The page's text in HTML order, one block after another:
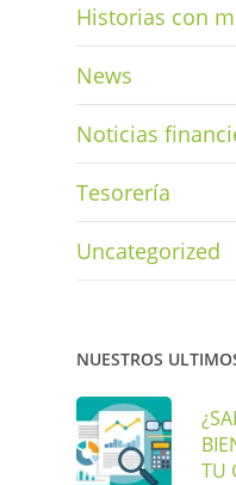
Historias con
News
Noticias
Tesorería
Uncategorized
NUESTROS
TU